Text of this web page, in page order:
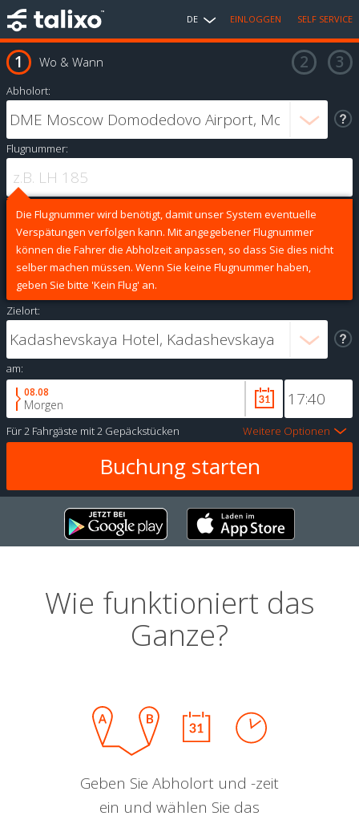
DE EINLOGGEN SELF SERVICE
Wo & Wann
Abholort:
Flugnummer:
Die Flugnummer wird benötigt, damit unser System eventuelle
Verspätungen verfolgen kann. Mit angegebener Flugnummer
können die Fahrer die Abholzeit anpassen, so dass Sie dies nicht
selber machen müssen. Wenn Sie keine Flugnummer haben,
geben Sie bitte 'Kein Flug' an.
Zielort:
am:
08.08
Morgen
Für2 Fahrgäste mit2 Gepäckstücken Weitere Optionen
Wie funktioniert das
Ganze?
Geben Sie Abholort und -zeit
ein und wählen Sie das